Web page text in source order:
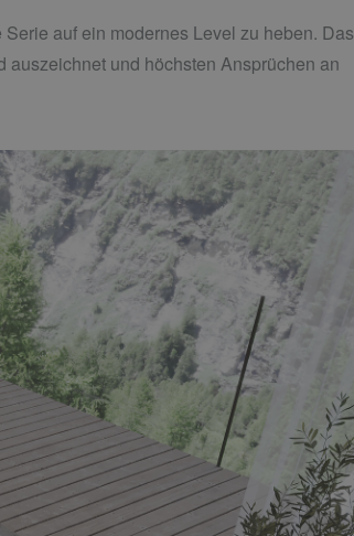
auf ein modernes Level zu heben. Das
und höchsten Ansprüchen an